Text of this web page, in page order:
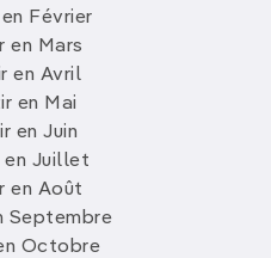
Février
en Mars
en Avril
en Mai
en Juin
en Juillet
en Août
Septembre
Octobre